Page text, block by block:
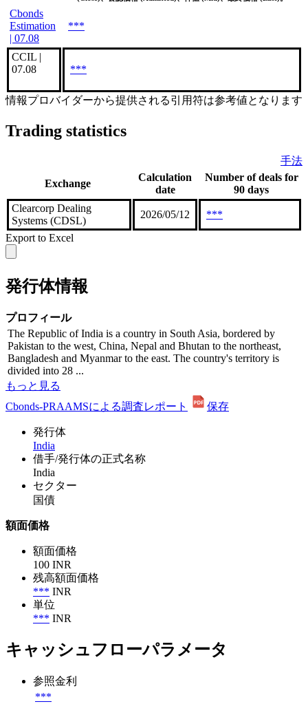
Cbonds
Estimation
| 07.08
***
CCIL |
07.08
***
情報プロバイダーから提供される引用符は参考値となります
Trading statistics
手法
Exchange
Calculation
date
Number of deals for
90 days
Clearcorp Dealing
Systems (CDSL)
2026/05/12
***
Export to Excel
発行体情報
プロフィール
The Republic of India is a country in South Asia, bordered by
Pakistan to the west, China, Nepal and Bhutan to the northeast,
Bangladesh and Myanmar to the east. The country's territory is
divided into 28 ...
もっと見る
Cbonds-PRAAMSによる調査レポート
保存
発行体
India
借手/発行体の正式名称
India
セクター
国債
額面価格
額面価格
100 INR
残高額面価格
*** INR
単位
*** INR
キャッシュフローパラメータ
参照金利
***